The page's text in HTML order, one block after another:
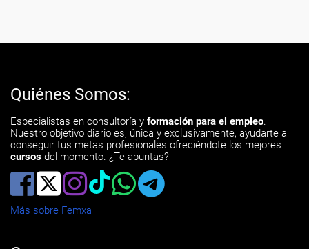
Quiénes Somos:
Especialistas en consultoría y formación para el empleo.
Nuestro objetivo diario es, única y exclusivamente, ayudarte a
conseguir tus metas profesionales ofreciéndote los mejores
cursos del momento. ¿Te apuntas?
Más sobre Femxa